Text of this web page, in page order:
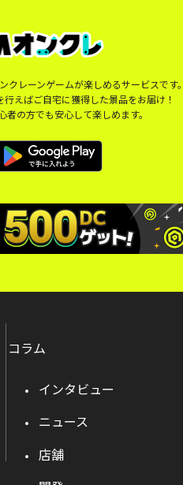
クレーンゲームが楽しめるサービスです
えばご自宅に獲得した景品をお届け！
の方でも安心して楽しめます。
コラム
インタビュー
ニュース
店舗